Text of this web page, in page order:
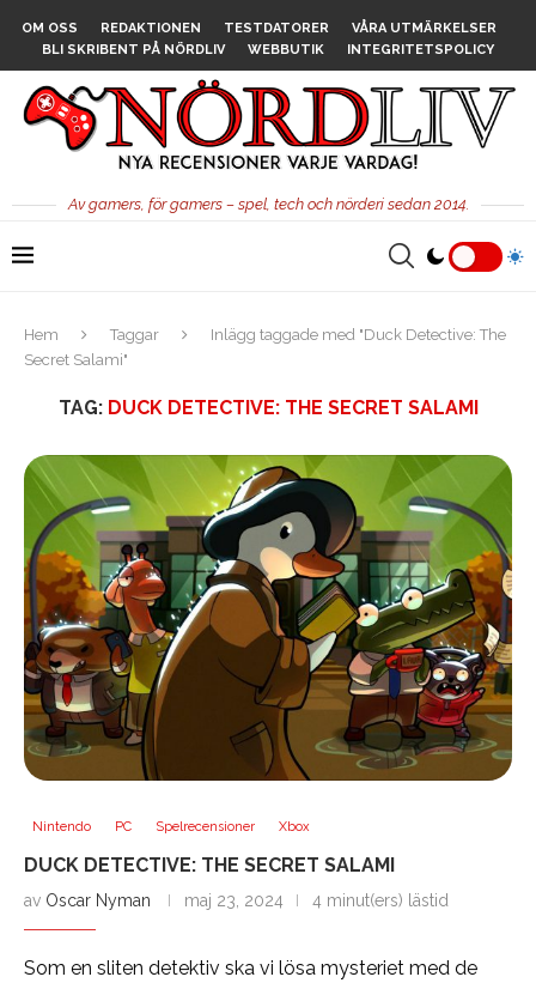
OM OSS REDAKTIONEN TESTDATORER
VÅRA UTMÄRKELSER
BLI SKRIBENT PÅ NÖRDLIV
WEBBUTIK INTEGRITETSPOLICY
Av gamers, för gamers – spel, tech och nörderi sedan 2014.
Hem Taggar
Inlägg taggade med "Duck Detective: The
Secret Salami"
TAG: DUCK DETECTIVE: THE SECRET SALAMI
Nintendo PC Spelrecensioner Xbox
DUCK DETECTIVE: THE SECRET SALAMI
av Oscar Nyman maj 23, 2024 4 minut(ers) lästid
Som en sliten detektiv ska vi lösa mysteriet med de